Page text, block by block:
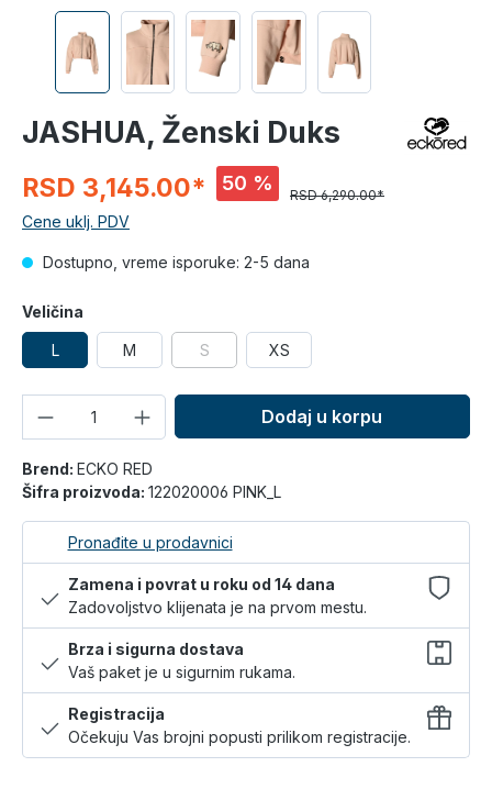
JASHUA, Ženski Duks
RSD 3,145.00* 50 %
RSD 6,290.00*
Cene uklj. PDV
Dostupno, vreme isporuke: 2-5 dana
Veličina
L M S XS
Dodaj u korpu
Brend: ECKO RED
Šifra proizvoda: 122020006 PINK_L
Pronađite u prodavnici
Zamena i povrat u roku od 14 dana
Zadovoljstvo klijenata je na prvom mestu.
Brza i sigurna dostava
Vaš paket je u sigurnim rukama.
Registracija
Očekuju Vas brojni popusti prilikom registracije.